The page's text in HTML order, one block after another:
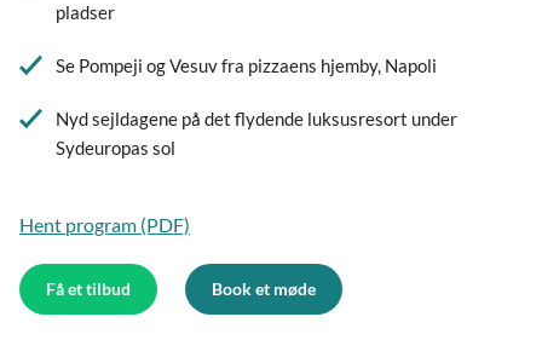
pladser
Se Pompeji og Vesuv fra pizzaens hjemby, Napoli
Nyd sejldagene på det flydende luksusresort under
Sydeuropas sol
Hent program (PDF)
Få et tilbud Book et møde